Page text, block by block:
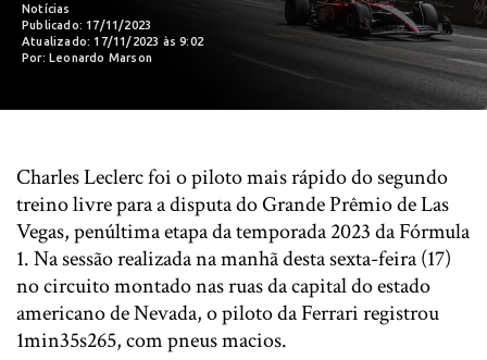
Notícias
Publicado: 17/11/2023
Atualizado: 17/11/2023 às 9:02
Por: Leonardo Marson
Charles Leclerc foi o piloto mais rápido do segundo
treino livre para a disputa do Grande Prêmio de Las
Vegas, penúltima etapa da temporada 2023 da Fórmula
1. Na sessão realizada na manhã desta sexta-feira (17)
no circuito montado nas ruas da capital do estado
americano de Nevada, o piloto da Ferrari registrou
1min35s265, com pneus macios.